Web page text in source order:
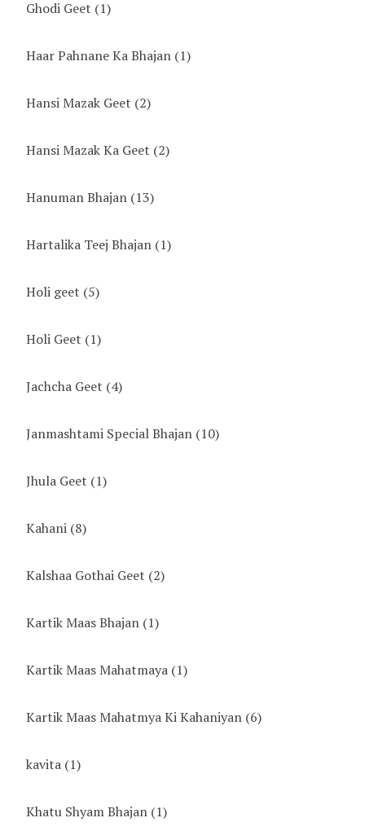
Ghodi Geet (1)
Haar Pahnane Ka Bhajan (1)
Hansi Mazak Geet (2)
Hansi Mazak Ka Geet (2)
Hanuman Bhajan (13)
Hartalika Teej Bhajan (1)
Holi geet (5)
Holi Geet (1)
Jachcha Geet (4)
Janmashtami Special Bhajan (10)
Jhula Geet (1)
Kahani (8)
Kalshaa Gothai Geet (2)
Kartik Maas Bhajan (1)
Kartik Maas Mahatmaya (1)
Kartik Maas Mahatmya Ki Kahaniyan (6)
kavita (1)
Khatu Shyam Bhajan (1)